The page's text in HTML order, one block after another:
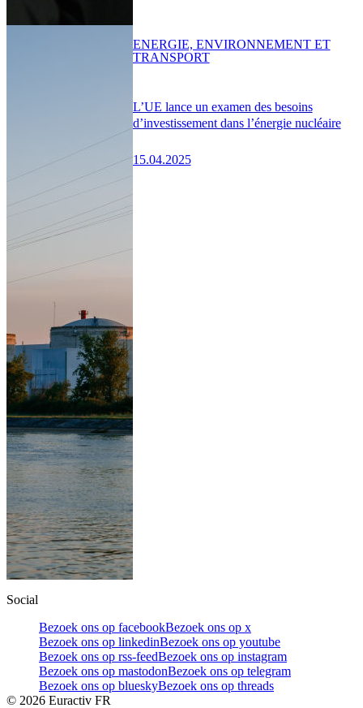
L’UE lance un examen des besoins
d’investissement dans l’énergie nucléaire
15.04.2025
ENERGIE, ENVIRONNEMENT ET
TRANSPORT
Social
Bezoek ons op facebookBezoek ons op x
Bezoek ons op linkedinBezoek ons op youtube
Bezoek ons op rss-feedBezoek ons op instagram
Bezoek ons op mastodonBezoek ons op telegram
Bezoek ons op blueskyBezoek ons op threads
© 2026 Euractiv FR